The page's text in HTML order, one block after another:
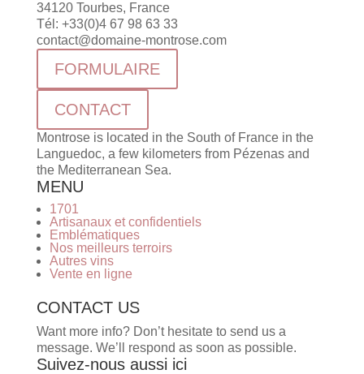
34120 Tourbes, France
Tél: +33(0)4 67 98 63 33
contact@domaine-montrose.com
FORMULAIRE
CONTACT
Montrose is located in the South of France in the
Languedoc, a few kilometers from Pézenas and
the Mediterranean Sea.
MENU
1701
Artisanaux et confidentiels
Emblématiques
Nos meilleurs terroirs
Autres vins
Vente en ligne
CONTACT US
Want more info? Don’t hesitate to send us a
message. We’ll respond as soon as possible.
Suivez-nous aussi ici